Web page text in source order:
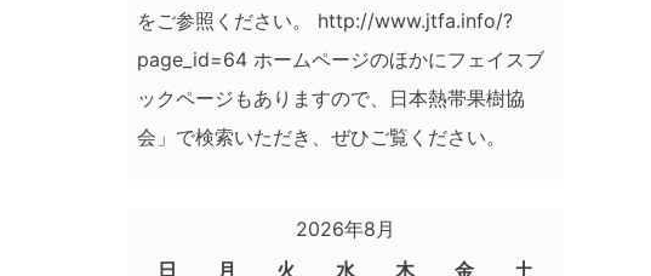
をご参照ください。 http://www.jtfa.info/?
page_id=64 ホームページのほかにフェイスブ
ックページもありますので、日本熱帯果樹協
会」で検索いただき、ぜひご覧ください。
2026年8月
日
月 火 水 木 金 土